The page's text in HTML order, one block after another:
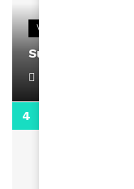
VIDEOS
Support Black